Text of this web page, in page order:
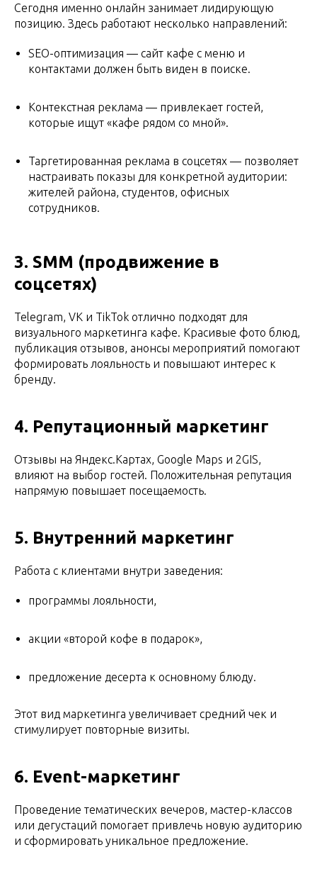
Сегодня именно онлайн занимает лидирующую
позицию. Здесь работают несколько направлений:
SEO-оптимизация — сайт кафе с меню и
контактами должен быть виден в поиске.
Контекстная реклама — привлекает гостей,
которые ищут «кафе рядом со мной».
Таргетированная реклама в соцсетях — позволяет
настраивать показы для конкретной аудитории:
жителей района, студентов, офисных
сотрудников.
3. SMM (продвижение в
соцсетях)
Telegram, VK и TikTok отлично подходят для
визуального маркетинга кафе. Красивые фото блюд,
публикация отзывов, анонсы мероприятий помогают
формировать лояльность и повышают интерес к
бренду.
4. Репутационный маркетинг
Отзывы на Яндекс.Картах, Google Maps и 2GIS,
влияют на выбор гостей. Положительная репутация
напрямую повышает посещаемость.
5. Внутренний маркетинг
Работа с клиентами внутри заведения:
программы лояльности,
акции «второй кофе в подарок»,
предложение десерта к основному блюду.
Этот вид маркетинга увеличивает средний чек и
стимулирует повторные визиты.
6. Event-маркетинг
Проведение тематических вечеров, мастер-классов
или дегустаций помогает привлечь новую аудиторию
и сформировать уникальное предложение.